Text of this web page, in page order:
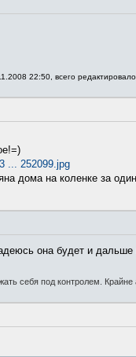
22:50, всего
... 252099.jpg
дома на коленке за
она будет и дальше
себя под контролем. Крайне